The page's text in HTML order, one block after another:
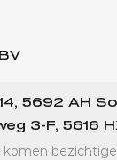
5692 AH
3-F, 5616